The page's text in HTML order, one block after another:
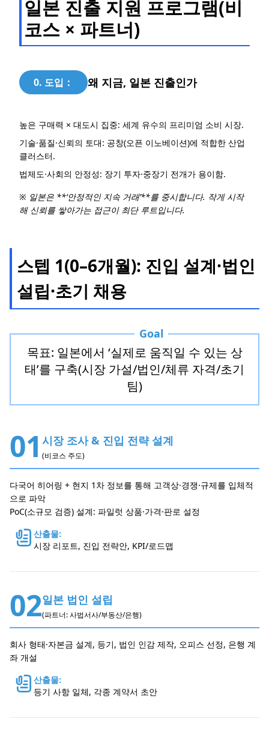
일본 진출 지원 프로그램(비
코스 × 파트너)
0. 도입： 왜 지금, 일본 진출인가
높은 구매력 × 대도시 집중: 세계 유수의 프리미엄 소비 시장.
기술·품질·신뢰의 토대: 공창(오픈 이노베이션)에 적합한 산업
클러스터.
법제도·사회의 안정성: 장기 투자·중장기 전개가 용이함.
※ 일본은 **‘안정적인 지속 거래’**를 중시합니다. 작게 시작
해 신뢰를 쌓아가는 접근이 최단 루트입니다.
스텝 1(0–6개월): 진입 설계·법인
설립·초기 채용
Goal
목표: 일본에서 ‘실제로 움직일 수 있는 상
태’를 구축(시장 가설/법인/체류 자격/초기
팀)
01 시장 조사 & 진입 전략 설계
(비코스 주도)
다국어 히어링 + 현지 1차 정보를 통해 고객상·경쟁·규제를 입체적
으로 파악
PoC(소규모 검증) 설계: 파일럿 상품·가격·판로 설정
산출물:
시장 리포트, 진입 전략안, KPI/로드맵
02일본 법인 설립
(파트너: 사법서사/부동산/은행)
회사 형태·자본금 설계, 등기, 법인 인감 제작, 오피스 선정, 은행 계
좌 개설
산출물:
등기 사항 일체, 각종 계약서 초안